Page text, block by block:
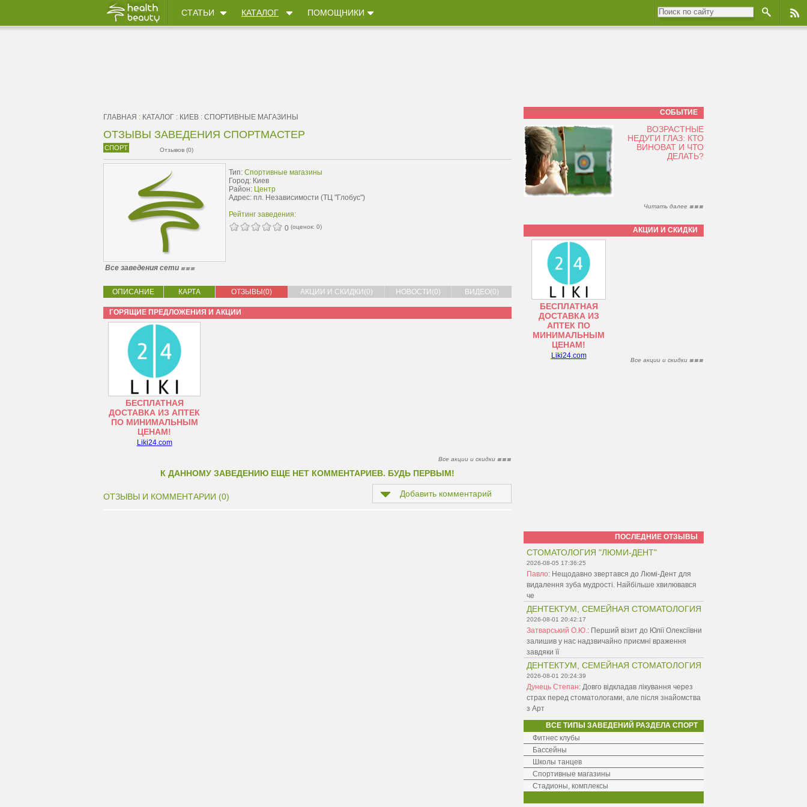
СТАТЬИ КАТАЛОГ ПОМОЩНИКИ
ГЛАВНАЯ : КАТАЛОГ : КИЕВ : CПОРТИВНЫЕ МАГАЗИНЫ
ОТЗЫВЫ ЗАВЕДЕНИЯ СПОРТМАСТЕР
СПОРТ Отзывов (0)
Тип: Cпортивные магазины
Город: Киев
Район: Центр
Адрес: пл. Независимости (ТЦ "Глобус")
Рейтинг заведения:
0 (оценок: 0)
Все заведения сети
ОПИСАНИЕ КАРТА ОТЗЫВЫ(0) АКЦИИ И СКИДКИ(0) НОВОСТИ(0) ВИДЕО(0)
ГОРЯЩИЕ ПРЕДЛОЖЕНИЯ И АКЦИИ
БЕСПЛАТНАЯ
ДОСТАВКА ИЗ АПТЕК
ПО МИНИМАЛЬНЫМ
ЦЕНАМ!
Liki24.com
Все акции и скидки
К ДАННОМУ ЗАВЕДЕНИЮ ЕЩЕ НЕТ КОММЕНТАРИЕВ. БУДЬ ПЕРВЫМ!
ОТЗЫВЫ И КОММЕНТАРИИ (0) Добавить комментарий
СОБЫТИЕ
ВОЗРАСТНЫЕ
НЕДУГИ ГЛАЗ: КТО
ВИНОВАТ И ЧТО
ДЕЛАТЬ?
Читать далее
АКЦИИ И СКИДКИ
БЕСПЛАТНАЯ
ДОСТАВКА ИЗ
АПТЕК ПО
МИНИМАЛЬНЫМ
ЦЕНАМ!
Liki24.com
Все акции и скидки
ПОСЛЕДНИЕ ОТЗЫВЫ
СТОМАТОЛОГИЯ "ЛЮМИ-ДЕНТ"
2026-08-05 17:36:25
Павло: Нещодавно звертався до Люмі-Дент для
видалення зуба мудрості. Найбільше хвилювався
че
ДЕНТЕКТУМ, СЕМЕЙНАЯ СТОМАТОЛОГИЯ
2026-08-01 20:42:17
Затварський О.Ю.: Перший візит до Юлії Олексіївни
залишив у нас надзвичайно приємні враження
завдяки її
ДЕНТЕКТУМ, СЕМЕЙНАЯ СТОМАТОЛОГИЯ
2026-08-01 20:24:39
Дунець Степан: Довго відкладав лікування через
страх перед стоматологами, але після знайомства
з Арт
ВСЕ ТИПЫ ЗАВЕДЕНИЙ РАЗДЕЛА СПОРТ
Фитнес клубы
Бассейны
Школы танцев
Cпортивные магазины
Стадионы, комплексы